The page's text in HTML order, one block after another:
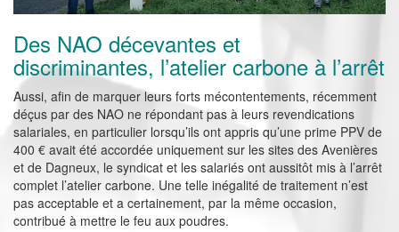
Des NAO décevantes et
discriminantes, l’atelier carbone à l’arrêt
Aussi, afin de marquer leurs forts mécontentements, récemment
déçus par des NAO ne répondant pas à leurs revendications
salariales, en particulier lorsqu’ils ont appris qu’une prime PPV de
400 € avait été accordée uniquement sur les sites des Avenières
et de Dagneux, le syndicat et les salariés ont aussitôt mis à l’arrêt
complet l’atelier carbone. Une telle inégalité de traitement n’est
pas acceptable et a certainement, par la même occasion,
contribué à mettre le feu aux poudres.